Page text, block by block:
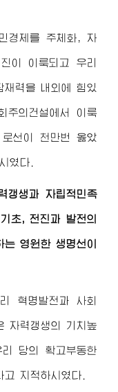
경제를 주체화, 자
이 이룩되고 우리
력을 내외에 힘있
주의건설에서 이룩
선이 천만번 옳았
였다.
갱생과 자립적민족
초, 전진과 발전의
영원한 생명선이
혁명발전과 사회
자력갱생의 기치높
당의 확고부동한
지적하시였다.